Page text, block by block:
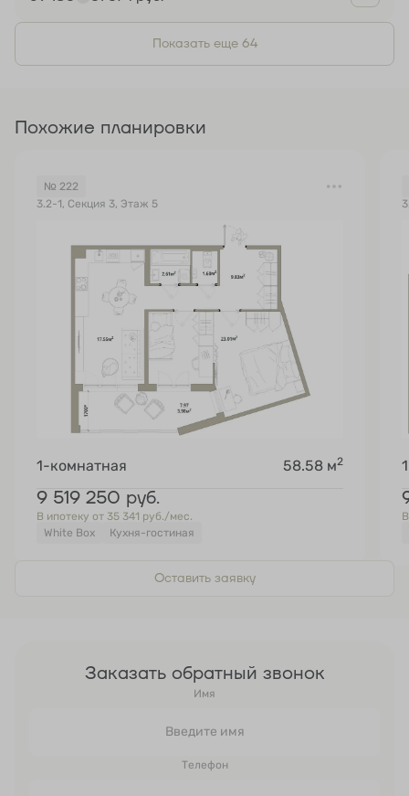
Показать еще 64
Похожие планировки
№ 222
3.2-1, Секция 3, Этаж 5
1-комнатная 58.58 м2
9 519 250 руб.
В ипотеку от 35 341 руб./мес.
White Box
Кухня-гостиная
Оставить заявку
Заказать обратный звонок
Имя
Телефон